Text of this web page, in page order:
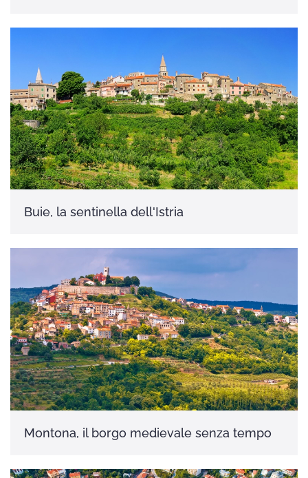
Buie, la sentinella dell'Istria
Montona, il borgo medievale senza tempo